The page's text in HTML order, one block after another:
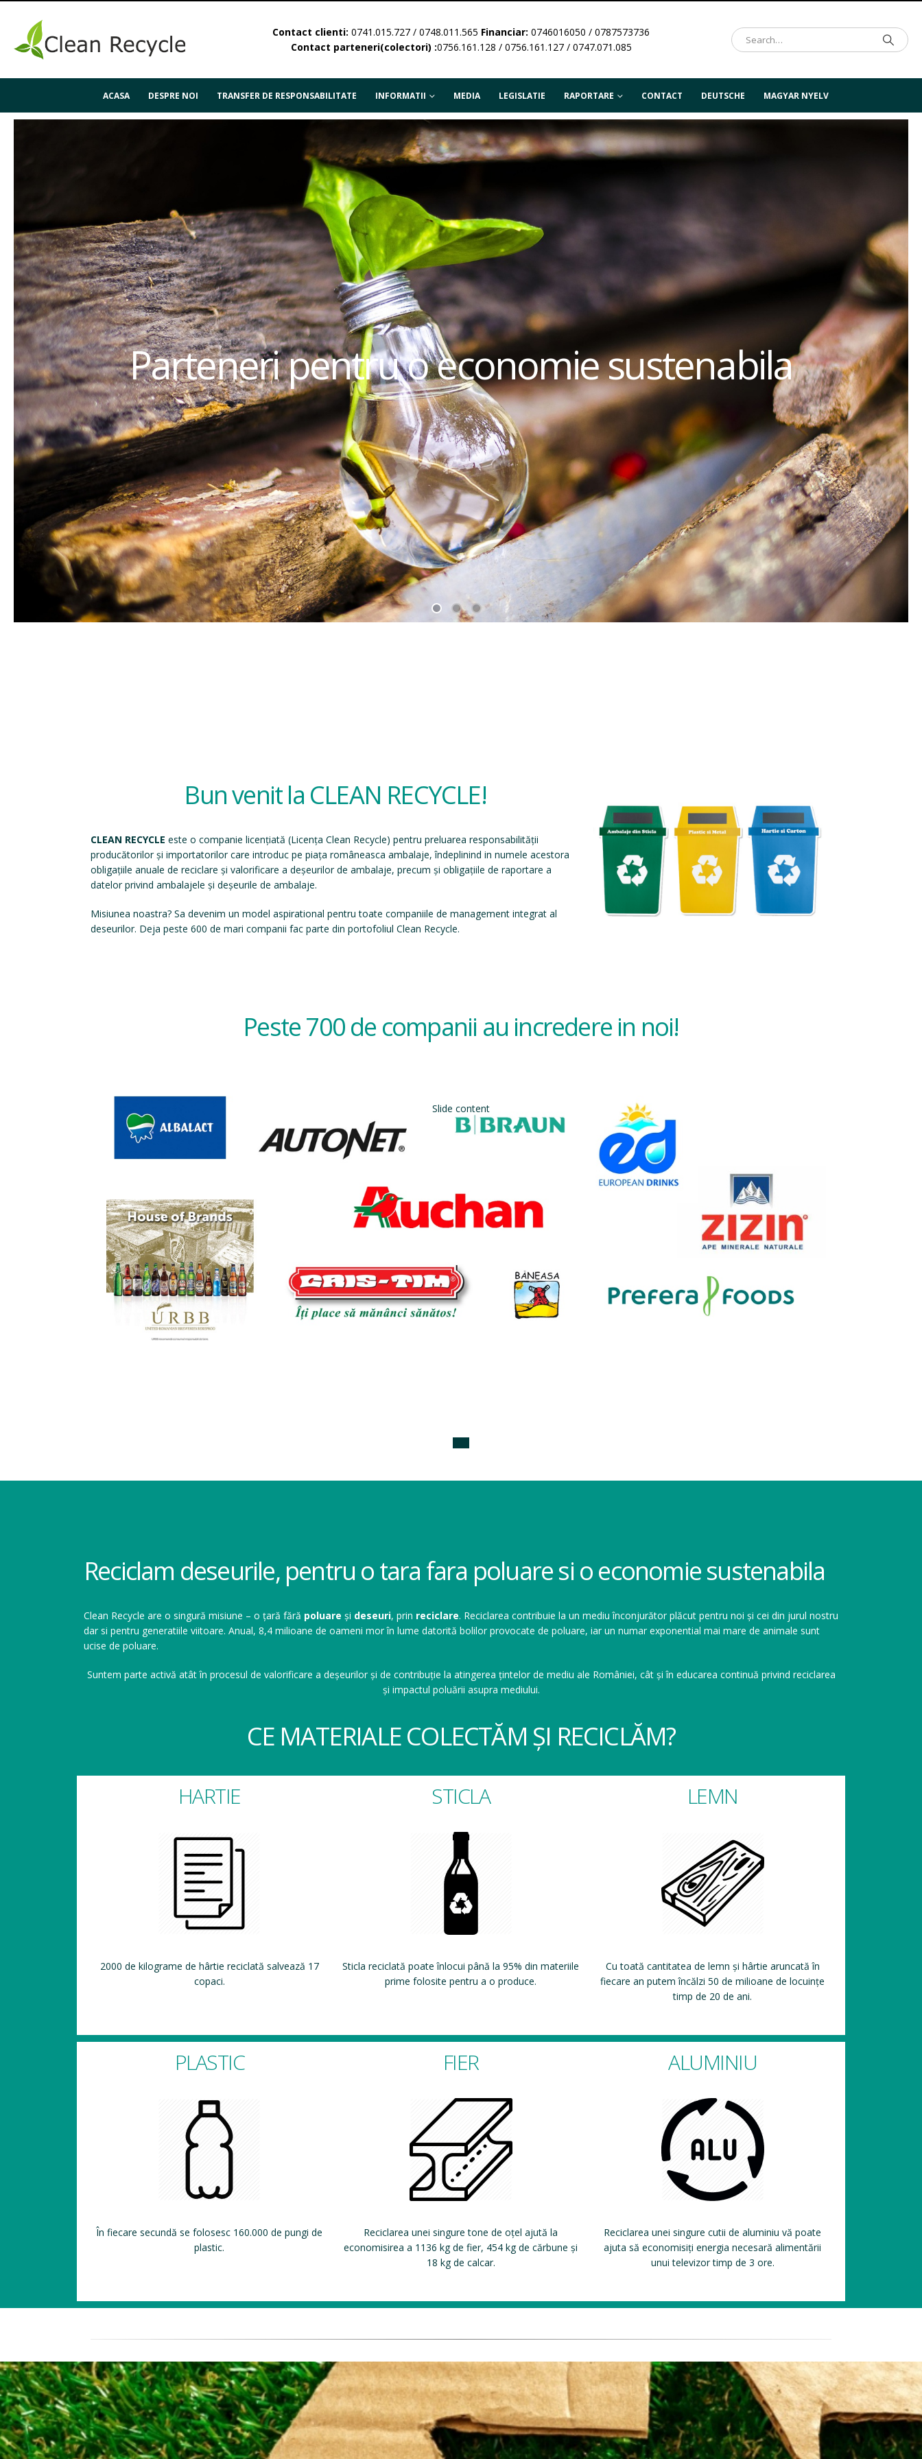
Contact clienti: 0741.015.727 / 0748.011.565 Financiar: 0746016050 / 0787573736
Contact parteneri(colectori) :0756.161.128 / 0756.161.127 / 0747.071.085
ACASA DESPRE NOI TRANSFER DE RESPONSABILITATE INFORMATII MEDIA LEGISLATIE RAPORTARE CONTACT DEUTSCHE MAGYAR NYELV
Parteneri pentru o economie sustenabila
Bun venit la CLEAN RECYCLE!
CLEAN RECYCLE este o companie licențiată (Licența Clean Recycle) pentru preluarea responsabilității
producătorilor și importatorilor care introduc pe piața româneasca ambalaje, îndeplinind in numele acestora
obligațiile anuale de reciclare și valorificare a deșeurilor de ambalaje, precum și obligațiile de raportare a
datelor privind ambalajele și deșeurile de ambalaje.
Misiunea noastra? Sa devenim un model aspirational pentru toate companiile de management integrat al
deseurilor. Deja peste 600 de mari companii fac parte din portofoliul Clean Recycle.
Peste 700 de companii au incredere in noi!
Slide content
Reciclam deseurile, pentru o tara fara poluare si o economie sustenabila
Clean Recycle are o singură misiune – o țară fără poluare și deseuri, prin reciclare. Reciclarea contribuie la un mediu înconjurător plăcut pentru noi și cei din jurul nostru
dar si pentru generatiile viitoare. Anual, 8,4 milioane de oameni mor în lume datorită bolilor provocate de poluare, iar un numar exponential mai mare de animale sunt
ucise de poluare.
Suntem parte activă atât în procesul de valorificare a deșeurilor și de contribuție la atingerea țintelor de mediu ale României, cât și în educarea continuă privind reciclarea
și impactul poluării asupra mediului.
CE MATERIALE COLECTĂM ȘI RECICLĂM?
HARTIE
2000 de kilograme de hârtie reciclată salvează 17
copaci.
STICLA
Sticla reciclată poate înlocui până la 95% din materiile
prime folosite pentru a o produce.
LEMN
Cu toată cantitatea de lemn și hârtie aruncată în
fiecare an putem încălzi 50 de milioane de locuințe
timp de 20 de ani.
PLASTIC
În fiecare secundă se folosesc 160.000 de pungi de
plastic.
FIER
Reciclarea unei singure tone de oțel ajută la
economisirea a 1136 kg de fier, 454 kg de cărbune și
18 kg de calcar.
ALUMINIU
Reciclarea unei singure cutii de aluminiu vă poate
ajuta să economisiți energia necesară alimentării
unui televizor timp de 3 ore.